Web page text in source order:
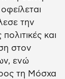
την
και
στον
ενώ
τη Μόσχα